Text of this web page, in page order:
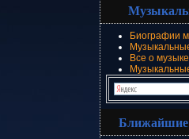
Биографии
Все о музыке